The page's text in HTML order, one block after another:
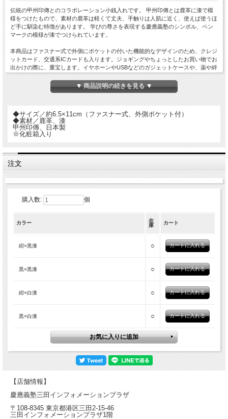
伝統の甲州印傳とのコラボレーション小銭入れです。 甲州印傳とは鹿革に漆で模
様をつけたもので、素材の鹿革は軽くて丈夫、手触りは人肌に近く、使えば使うほ
ど手に馴染む特徴があります。 学びの尊さを表現する慶應義塾のシンボル、ペン
マークの模様が漆でつけられています。
本商品はファスナー式で外側にポケットの付いた機能的なデザインのため、クレジ
ットカード、交通系ICカードも入ります。ジョギングやちょっとしたお買い物でお
出かけの際に、重宝します。イヤホーンやUSBなどのガジェットケースや、薬や絆
創膏などの救急ケースとしてのご利用もお薦めです。
▼ 商品説明の続きを見る ▼
◆サイズ／約6.5×11cm（ファスナー式、外側ポケット付）
◆素材／鹿革、漆
甲州印傳、日本製
※化粧箱入り
注文
購入数: 個
カラー
在
庫
カート
紺×黒漆 ○
黒×黒漆 ○
紺×白漆 ○
黒×白漆 ○
【店舗情報】
慶應義塾三田インフォメーションプラザ
〒108-8345 東京都港区三田2-15-46
三田インフォメーションプラザ1階